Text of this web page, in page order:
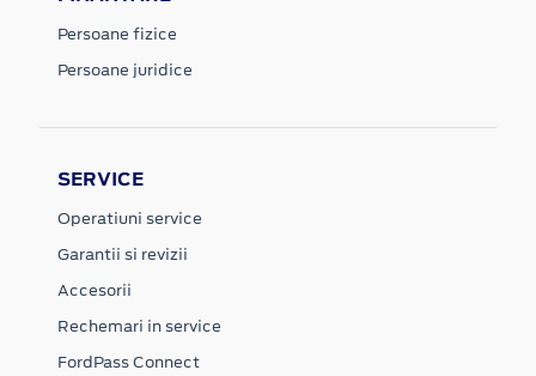
Persoane fizice
Persoane juridice
SERVICE
Operatiuni service
Garantii si revizii
Accesorii
Rechemari in service
FordPass Connect